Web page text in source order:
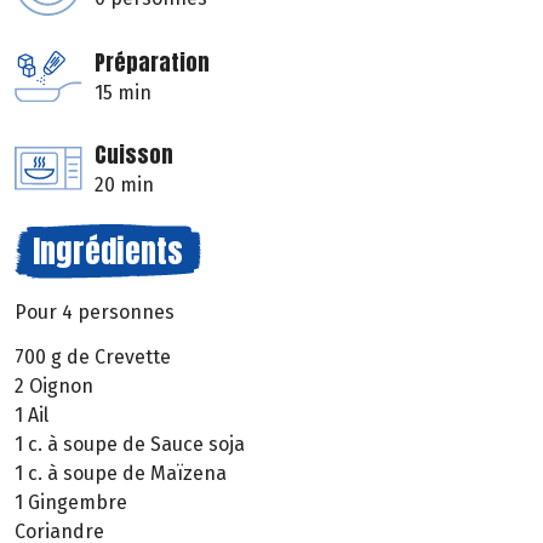
Préparation
15 min
Cuisson
20 min
Ingrédients
Pour 4 personnes
700 g de Crevette
2 Oignon
1 Ail
1 c. à soupe de Sauce soja
1 c. à soupe de Maïzena
1 Gingembre
Coriandre